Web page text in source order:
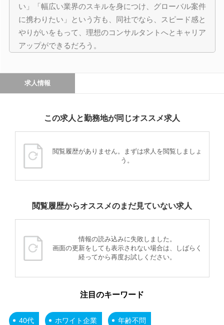
い」「幅広い業界のスキルを身につけ、グローバル案件
に携わりたい」という方も、同社でなら、スピード感と
やりがいをもって、理想のコンサルタントへとキャリア
アップができるだろう。
求人情報
この求人と勤務地が同じオススメ求人
閲覧履歴がありません。まずは求人を閲覧しましょ
う。
閲覧履歴からオススメのまだ見ていない求人
情報の読み込みに失敗しました。
画面の更新をしても表示されない場合は、しばらく
経ってから再度お試しください。
注目のキーワード
40代 ホワイト企業 年齢不問